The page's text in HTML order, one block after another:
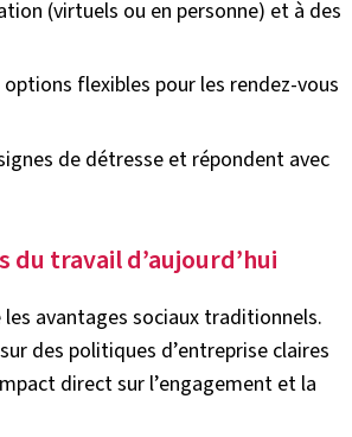
(virtuels ou en personne) et à des
flexibles pour les rendez-vous
de détresse et répondent avec
travail d’aujourd’hui
avantages sociaux traditionnels.
des politiques d’entreprise claires
direct sur l’engagement et la